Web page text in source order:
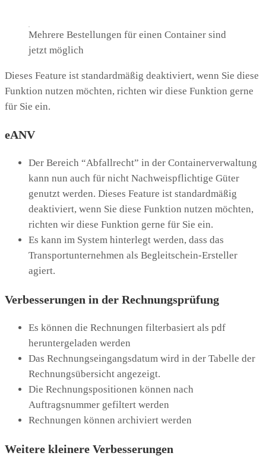
Mehrere Bestellungen für einen Container sind
jetzt möglich
Dieses Feature ist standardmäßig deaktiviert, wenn Sie diese
Funktion nutzen möchten, richten wir diese Funktion gerne
für Sie ein.
eANV
Der Bereich “Abfallrecht” in der Containerverwaltung
kann nun auch für nicht Nachweispflichtige Güter
genutzt werden. Dieses Feature ist standardmäßig
deaktiviert, wenn Sie diese Funktion nutzen möchten,
richten wir diese Funktion gerne für Sie ein.
Es kann im System hinterlegt werden, dass das
Transportunternehmen als Begleitschein-Ersteller
agiert.
Verbesserungen in der Rechnungsprüfung
Es können die Rechnungen filterbasiert als pdf
heruntergeladen werden
Das Rechnungseingangsdatum wird in der Tabelle der
Rechnungsübersicht angezeigt.
Die Rechnungspositionen können nach
Auftragsnummer gefiltert werden
Rechnungen können archiviert werden
Weitere kleinere Verbesserungen